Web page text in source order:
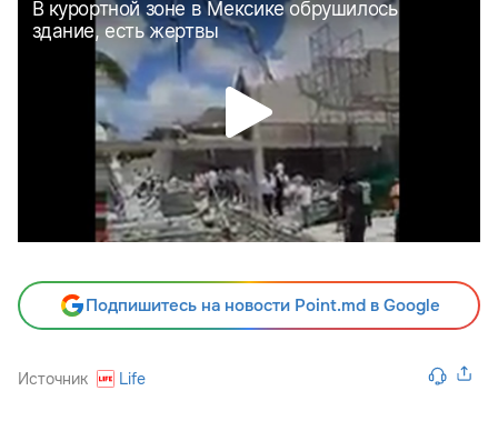
Подпишитесь на новости Point.md в Google
Источник Life